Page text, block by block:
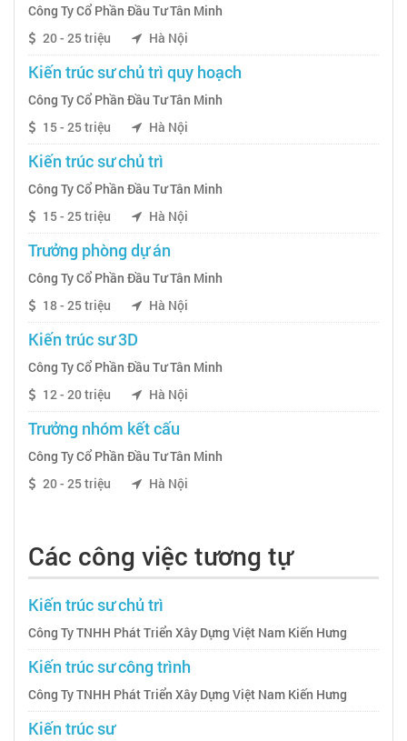
Công Ty Cổ Phần Đầu Tư Tân Minh
20 - 25 triệu
Hà Nội
Kiến trúc sư chủ trì quy hoạch
Công Ty Cổ Phần Đầu Tư Tân Minh
15 - 25 triệu
Hà Nội
Kiến trúc sư chủ trì
Công Ty Cổ Phần Đầu Tư Tân Minh
15 - 25 triệu
Hà Nội
Trưởng phòng dự án
Công Ty Cổ Phần Đầu Tư Tân Minh
18 - 25 triệu
Hà Nội
Kiến trúc sư 3D
Công Ty Cổ Phần Đầu Tư Tân Minh
12 - 20 triệu
Hà Nội
Trưởng nhóm kết cấu
Công Ty Cổ Phần Đầu Tư Tân Minh
20 - 25 triệu
Hà Nội
Các công việc tương tự
Kiến trúc sư chủ trì
Công Ty TNHH Phát Triển Xây Dựng Việt Nam Kiến Hưng
Kiến trúc sư công trình
Công Ty TNHH Phát Triển Xây Dựng Việt Nam Kiến Hưng
Kiến trúc sư